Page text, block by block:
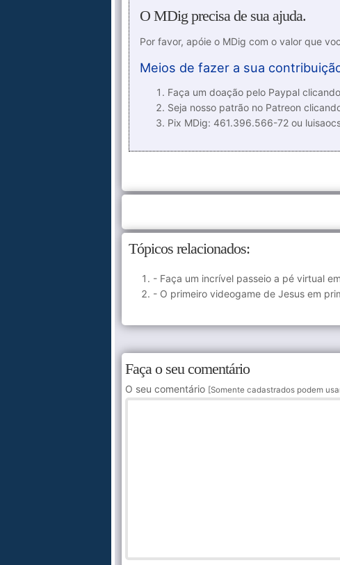
O MDig precisa de sua ajuda.
Por favor, apóie o MDig com o valor que
Meios de fazer a sua
Faça um doação pelo Paypal
Seja nosso patrão no Patreon
Pix MDig: 461.396.566-72 ou
Tópicos relacionados:
- Faça um incrível passeio a pé virtual
- O primeiro videogame de Jesus em
Faça o seu comentário
O seu comentário [Somente cadastrados podem